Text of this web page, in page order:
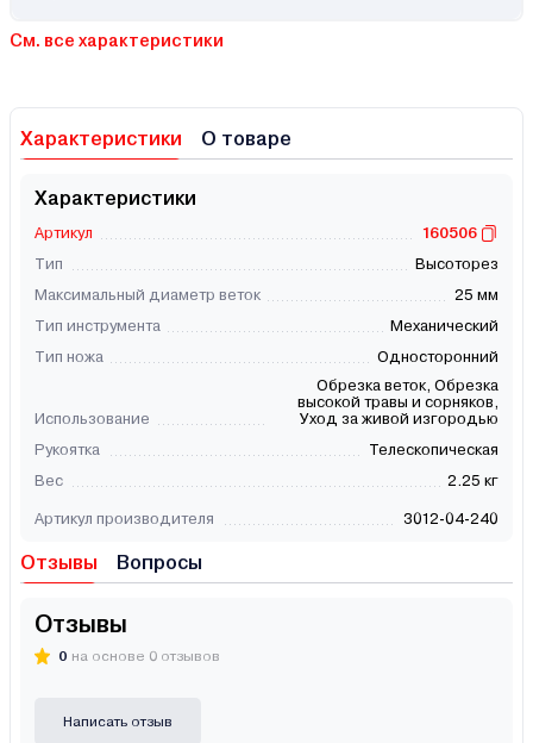
См. все характеристики
Характеристики О товаре
Характеристики
Артикул
160506
Тип
Высоторез
Максимальный диаметр веток
25 мм
Тип инструмента
Механический
Тип ножа
Односторонний
Использование
Обрезка веток, Обрезка
высокой травы и сорняков,
Уход за живой изгородью
Рукоятка
Телескопическая
Вес
2.25 кг
Артикул производителя 3012-04-240
Отзывы Вопросы
Отзывы
0 на основе 0 отзывов
Написать отзыв